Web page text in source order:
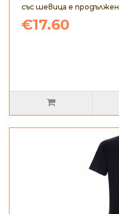
със шевица е
€17.60